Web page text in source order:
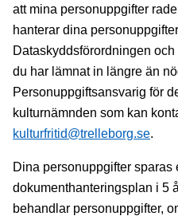
att mina personuppgifter
hanterar dina
Dataskyddsförordningen
du har lämnat in längre än
Personuppgiftsansvarig för
kulturnämnden som kan
kulturfritid@trelleborg.se.
Dina personuppgifter sparas
dokumenthanteringsplan i 5
behandlar personuppgifter,